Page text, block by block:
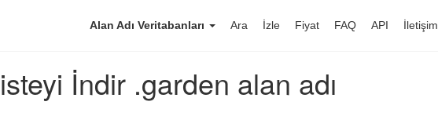
Alan Adı Veritabanları Ara İzle Fiyat FAQ API İletişim
İndir .garden alan adı